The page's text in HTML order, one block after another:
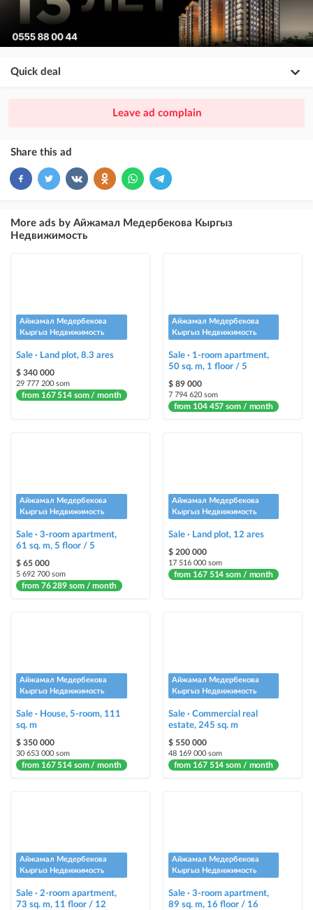
Quick deal
ad placement above VIP + paid promotion on Instagram
VIP
ad placement above free ads
+ paid promotion on Instagram
highlighting an ad in a different color among other ads
Auto UP
Stickers
Bright stickers with options will make your property stand out from the rest
and help sell it faster
Leave ad complain
Share this ad
More ads by Айжамал Медербекова Кыргыз
Недвижимость
Айжамал Медербекова
Кыргыз Недвижимость
Sale · Land plot, 8.3 ares
$ 340 000
29 777 200 som
from 167 514 som / month
Айжамал Медербекова
Кыргыз Недвижимость
Sale · 1-room apartment,
50 sq. m, 1 floor / 5
$ 89 000
7 794 620 som
from 104 457 som / month
Айжамал Медербекова
Кыргыз Недвижимость
Sale · 3-room apartment,
61 sq. m, 5 floor / 5
$ 65 000
5 692 700 som
from 76 289 som / month
Айжамал Медербекова
Кыргыз Недвижимость
Sale · Land plot, 12 ares
$ 200 000
17 516 000 som
from 167 514 som / month
Айжамал Медербекова
Кыргыз Недвижимость
Sale · House, 5-room, 111
sq. m
$ 350 000
30 653 000 som
from 167 514 som / month
Айжамал Медербекова
Кыргыз Недвижимость
Sale · Commercial real
estate, 245 sq. m
$ 550 000
48 169 000 som
from 167 514 som / month
Айжамал Медербекова
Кыргыз Недвижимость
Sale · 2-room apartment,
73 sq. m, 11 floor / 12
Айжамал Медербекова
Кыргыз Недвижимость
Sale · 3-room apartment,
89 sq. m, 16 floor / 16